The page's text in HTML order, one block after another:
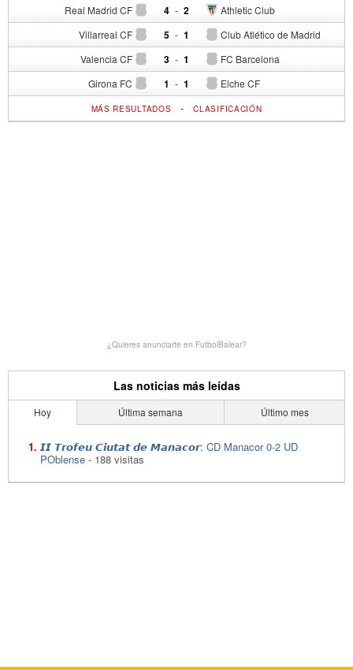
Real Madrid CF 4 - Athletic Club
2
Villarreal CF 5 - Club Atlético de Madrid
1
Valencia CF 3 - FC Barcelona
1
Girona FC 1 - Elche CF
1
MÁS RESULTADOS -CLASIFICACIÓN
¿Quieres anunciarte en FutbolBalear?
Las noticias más leídas
Hoy Última semana Último mes
𝙄𝙄 𝙏𝙧𝙤𝙛𝙚𝙪 𝘾𝙞𝙪𝙩𝙖𝙩 𝙙𝙚 𝙈𝙖𝙣𝙖𝙘𝙤𝙧: CD Manacor 0-2 UD
POblense - 188 visitas